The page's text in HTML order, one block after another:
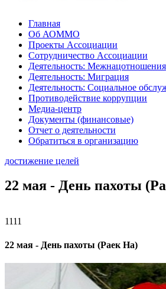
Главная
Об АОММО
Проекты Ассоциации
Сотрудничество Ассоциации
Деятельность: Межнацотношения
Деятельность: Миграция
Деятельность: Социальное
Противодействие коррупции
Медиа-центр
Документы (финансовые)
Отчет о деятельности
Обратиться в организацию
достижение целей
22 мая - День пахоты
1111
22 мая - День пахоты (Раек На)